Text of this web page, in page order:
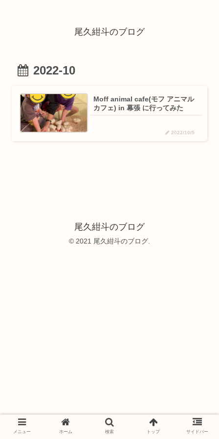
尾久紺斗のブログ
2022-10
Moff animal cafe(モフ アニマル
カフェ) in 幕張 に行ってみた
2022/10/5
尾久紺斗のブログ
© 2021 尾久紺斗のブログ.
メニュー ホーム 検索 トップ サイドバー